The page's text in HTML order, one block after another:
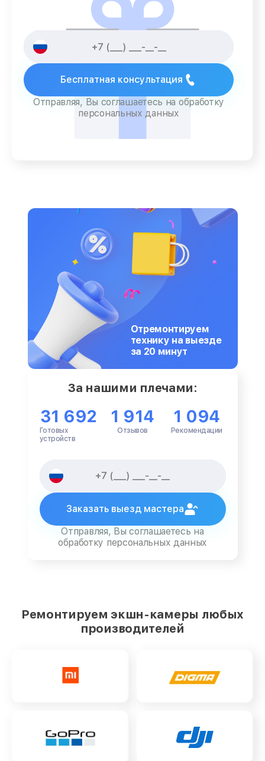
Бесплатная консультация
Отправляя, Вы соглашаетесь на обработку
персональных данных
Отремонтируем
технику на выезде
за 20 минут
За нашими плечами:
31 692
Готовых
устройств
1 914
Отзывов
1 094
Рекомендации
Заказать выезд мастера
Отправляя, Вы соглашаетесь на
обработку персональных данных
Ремонтируем экшн-камеры любых
производителей